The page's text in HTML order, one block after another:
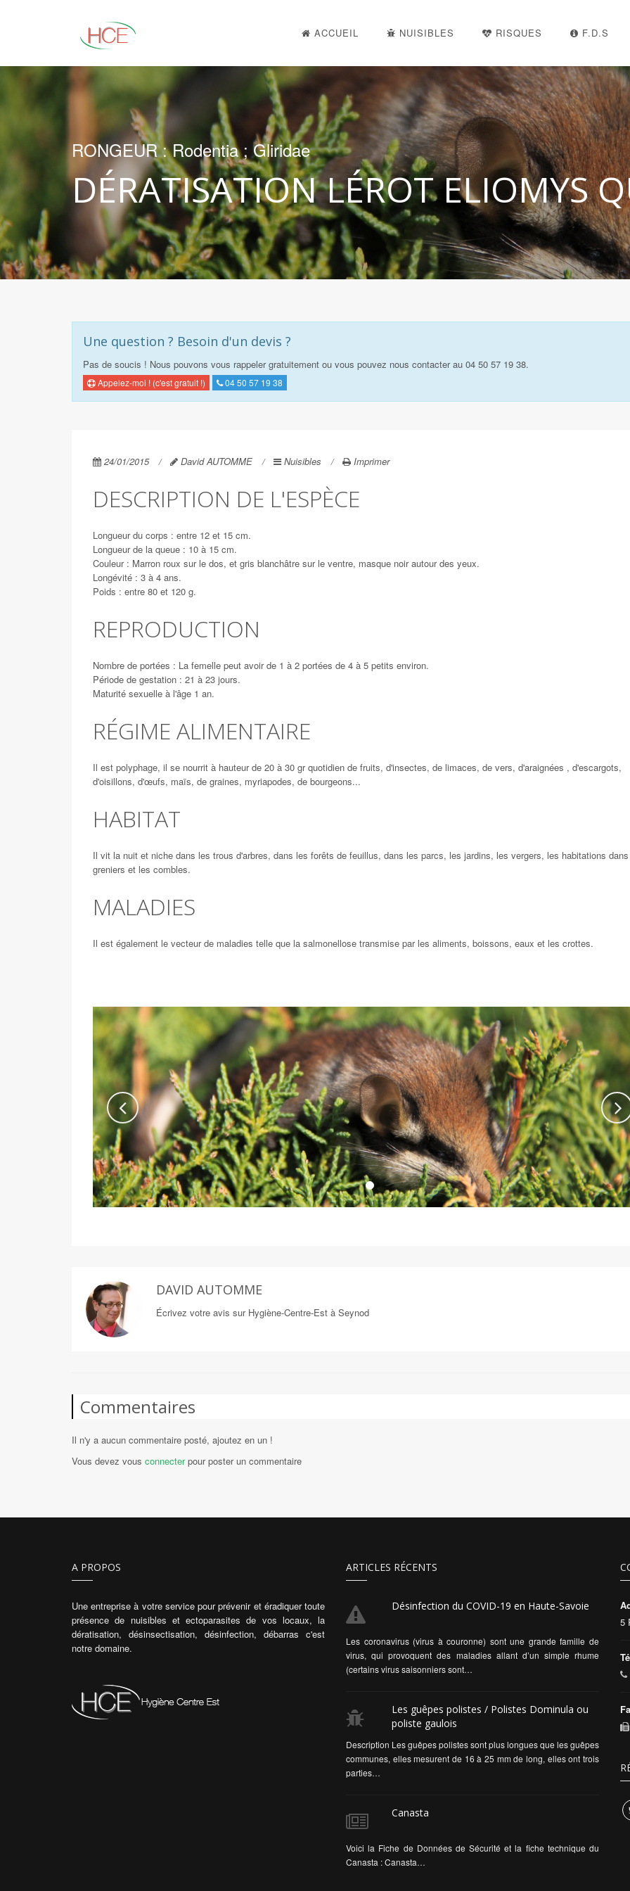
ACCUEIL NUISIBLES RISQUES F.D.S
RONGEUR : Rodentia ; Gliridae
DÉRATISATION LÉROT ELIOMYS
Une question ? Besoin d'un devis ?
Pas de soucis ! Nous pouvons vous rappeler gratuitement ou vous pouvez nous contacter au 04 50 57 19 38.
Appelez-moi ! (c'est gratuit !) 04 50 57 19 38
24/01/2015 David AUTOMME Nuisibles Imprimer
DESCRIPTION DE L'ESPÈCE
Longueur du corps : entre 12 et 15 cm.
Longueur de la queue : 10 à 15 cm.
Couleur : Marron roux sur le dos, et gris blanchâtre sur le ventre, masque noir autour des yeux.
Longévité : 3 à 4 ans.
Poids : entre 80 et 120 g.
REPRODUCTION
Nombre de portées : La femelle peut avoir de 1 à 2 portées de 4 à 5 petits environ.
Période de gestation : 21 à 23 jours.
Maturité sexuelle à l'âge 1 an.
RÉGIME ALIMENTAIRE
Il est polyphage, il se nourrit à hauteur de 20 à 30 gr quotidien de fruits, d'insectes, de limaces, de vers, d'araignées , d'escargots,
d'oisillons, d'œufs, maïs, de graines, myriapodes, de bourgeons...
HABITAT
Il vit la nuit et niche dans les trous d'arbres, dans les forêts de feuillus, dans les parcs, les jardins, les vergers, les habitations
greniers et les combles.
MALADIES
Il est également le vecteur de maladies telle que la salmonellose transmise par les aliments, boissons, eaux et les crottes.
DAVID AUTOMME
Écrivez votre avis sur Hygiène-Centre-Est à Seynod
Commentaires
Il n'y a aucun commentaire posté, ajoutez en un !
Vous devez vous connecterpour poster un commentaire
A PROPOS
Une entreprise à votre service pour prévenir et éradiquer toute
présence de nuisibles et ectoparasites de vos locaux, la
dératisation, désinsectisation, désinfection, débarras c'est
notre domaine.
ARTICLES RÉCENTS
Désinfection du COVID-19 en Haute-Savoie
Les coronavirus (virus à couronne) sont une grande famille de
virus, qui provoquent des maladies allant d’un simple rhume
(certains virus saisonniers sont…
Les guêpes polistes / Polistes Dominula ou
poliste gaulois
Description Les guêpes polistes sont plus longues que les guêpes
communes, elles mesurent de 16 à 25 mm de long, elles ont trois
parties…
Canasta
Voici la Fiche de Données de Sécurité et la fiche technique du
Canasta : Canasta…
5